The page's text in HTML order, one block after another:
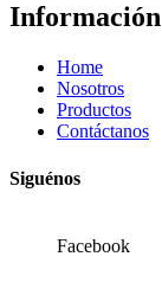
Información
Home
Nosotros
Productos
Contáctanos
Siguénos
Facebook